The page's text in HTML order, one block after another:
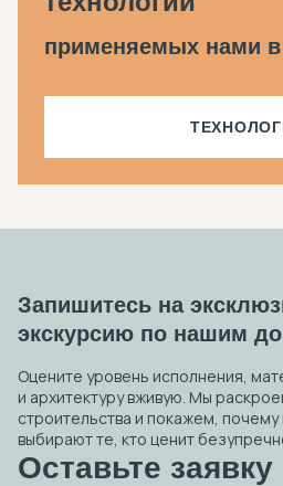
применяемых нами в
Оставьте заявку
Запишитесь на
экскурсию по нашим
Оцените уровень исполнения,
и архитектуру вживую. Мы
строительства и покажем,
выбирают те, кто ценит